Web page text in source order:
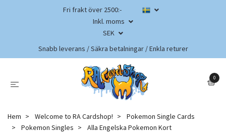
Fri frakt över 2500:-
Inkl. moms
SEK
Snabb leverans / Säkra betalningar / Enkla returer
0
Hem Welcome to RA Cardshop!
Pokemon Single Cards
Pokemon Singles
Alla Engelska Pokemon Kort